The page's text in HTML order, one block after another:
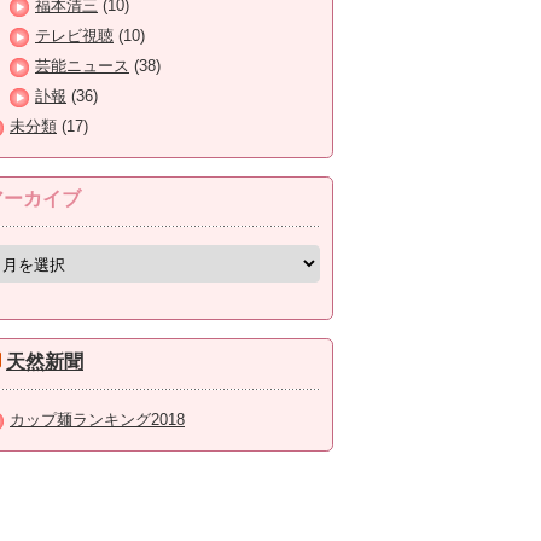
福本清三 (10)
テレビ視聴 (10)
芸能ニュース (38)
訃報 (36)
未分類 (17)
ーカイブ
天然新聞
カップ麺ランキング2018